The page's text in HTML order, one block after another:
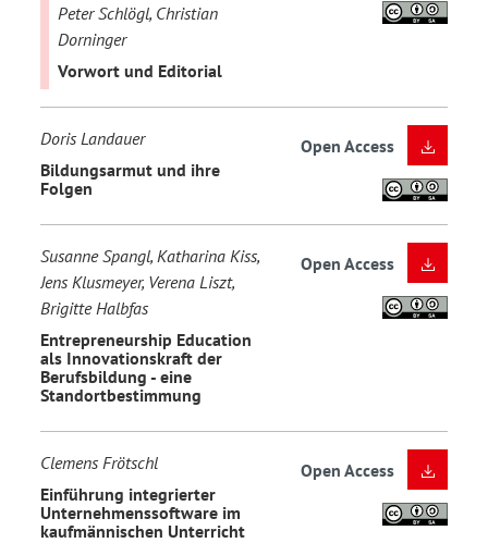
Peter Schlögl, Christian
Dorninger
Vorwort und Editorial
Doris Landauer
Bildungsarmut und ihre
Folgen
Open Access
Susanne Spangl, Katharina Kiss,
Jens Klusmeyer, Verena Liszt,
Brigitte Halbfas
Entrepreneurship Education
als Innovationskraft der
Berufsbildung - eine
Standortbestimmung
Open Access
Clemens Frötschl
Einführung integrierter
Unternehmenssoftware im
kaufmännischen Unterricht
Open Access